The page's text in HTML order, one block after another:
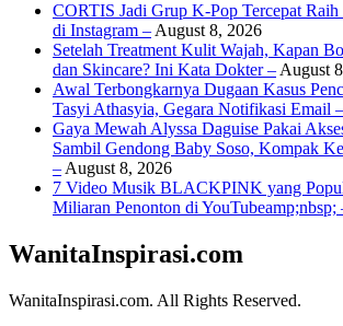
CORTIS Jadi Grup K-Pop Tercepat
di Instagram – August 8, 2026
Setelah Treatment Kulit Wajah, Kapan
dan Skincare? Ini Kata Dokter – August
Awal Terbongkarnya Dugaan Kasus
Tasyi Athasyia, Gegara Notifikasi Email –
Gaya Mewah Alyssa Daguise Pakai
Sambil Gendong Baby Soso, Kompak
– August 8, 2026
7 Video Musik BLACKPINK yang
Miliaran Penonton di YouTubeamp;nbsp;
WanitaInspirasi.com
WanitaInspirasi.com. All Rights Reserved.